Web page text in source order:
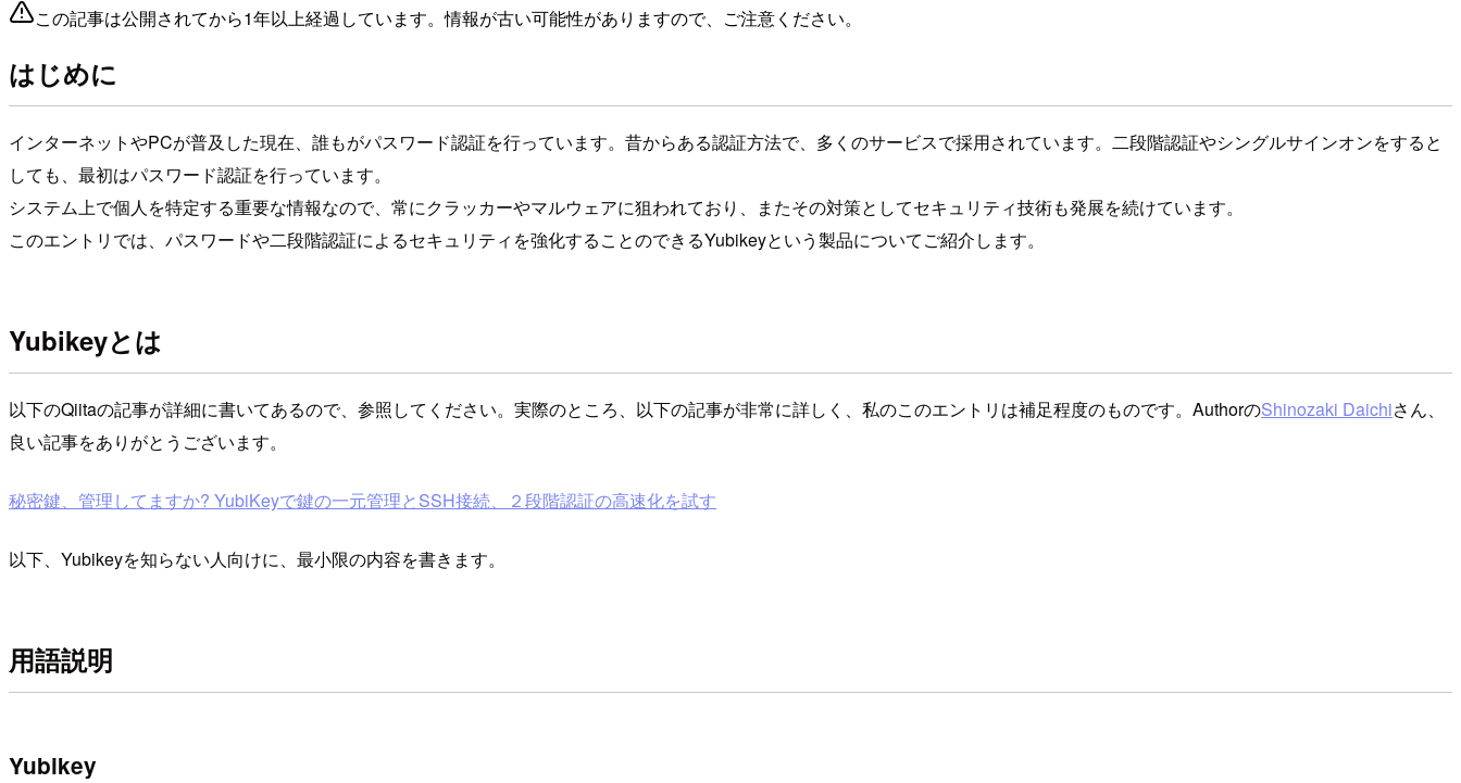
この記事は公開されてから1年以上経過しています。情報が古い可能性がありますので、ご注意ください。
はじめに
インターネットやPCが普及した現在、誰もがパスワード認証を行っています。昔からある認証方法で、多くのサービスで採用されています。二段階認証やシングルサインオンをすると
しても、最初はパスワード認証を行っています。
システム上で個人を特定する重要な情報なので、常にクラッカーやマルウェアに狙われており、またその対策としてセキュリティ技術も発展を続けています。
このエントリでは、パスワードや二段階認証によるセキュリティを強化することのできるYubikeyという製品についてご紹介します。
Yubikeyとは
以下のQiitaの記事が詳細に書いてあるので、参照してください。実際のところ、以下の記事が非常に詳しく、私のこのエントリは補足程度のものです。AuthorのShinozaki Daichiさん、
良い記事をありがとうございます。
秘密鍵、管理してますか? YubiKeyで鍵の一元管理とSSH接続、２段階認証の高速化を試す
以下、Yubikeyを知らない人向けに、最小限の内容を書きます。
用語説明
Yubikey